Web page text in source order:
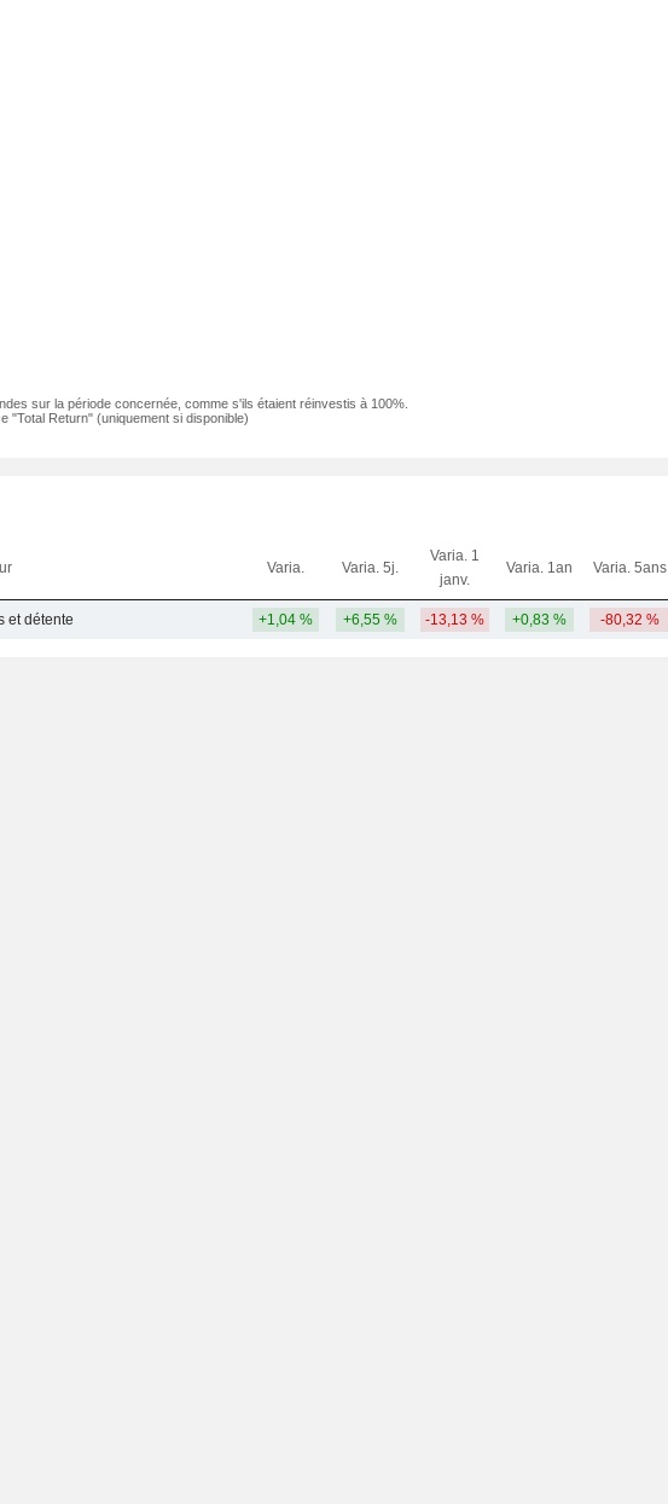
sur la période concernée, comme s'ils étaient réinvestis à 100%.
"Total Return" (uniquement si disponible)
Varia. Varia. 5j.
Varia. 1
janv.
Varia. 1an Varia. 5ans
et détente +1,04 % +6,55 % -13,13 % +0,83 % -80,32 %